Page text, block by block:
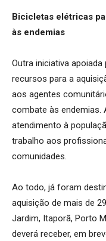
Bicicletas elétricas
às endemias
Outra iniciativa
recursos para a
aos agentes
combate às endemias.
atendimento à
trabalho aos
comunidades.
Ao todo, já foram
aquisição de mais de
Jardim, Itaporã, Porto
deverá receber, em